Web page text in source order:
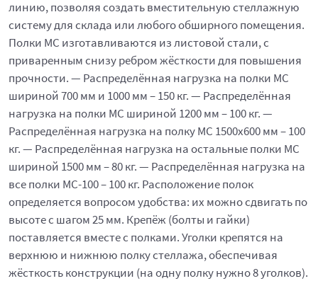
линию, позволяя создать вместительную стеллажную
систему для склада или любого обширного помещения.
Полки МС изготавливаются из листовой стали, с
приваренным снизу ребром жёсткости для повышения
прочности. — Распределённая нагрузка на полки МС
шириной 700 мм и 1000 мм – 150 кг. — Распределённая
нагрузка на полки МС шириной 1200 мм – 100 кг. —
Распределённая нагрузка на полку МС 1500х600 мм – 100
кг. — Распределённая нагрузка на остальные полки МС
шириной 1500 мм – 80 кг. — Распределённая нагрузка на
все полки МС-100 – 100 кг. Расположение полок
определяется вопросом удобства: их можно сдвигать по
высоте с шагом 25 мм. Крепёж (болты и гайки)
поставляется вместе с полками. Уголки крепятся на
верхнюю и нижнюю полку стеллажа, обеспечивая
жёсткость конструкции (на одну полку нужно 8 уголков).